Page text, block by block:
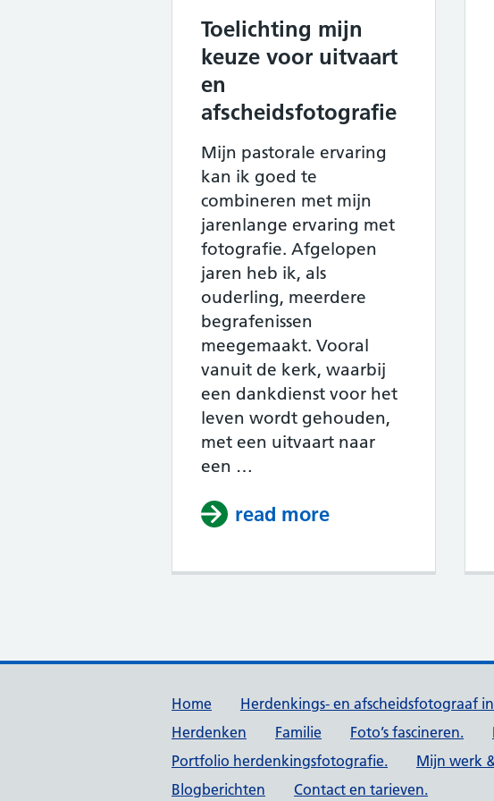
Toelichting mijn
keuze voor uitvaart
en
afscheidsfotografie
Mijn pastorale ervaring
kan ik goed te
combineren met mijn
jarenlange ervaring met
fotografie. Afgelopen
jaren heb ik, als
ouderling, meerdere
begrafenissen
meegemaakt. Vooral
vanuit de kerk, waarbij
een dankdienst voor het
leven wordt gehouden,
met een uitvaart naar
een …
read more
Support links
Home
Herdenkings- en afscheidsfotograaf
Herdenken
Familie Foto’s fascineren.
Portfolio herdenkingsfotografie.
Mijn werk
Blogberichten
Contact en tarieven.